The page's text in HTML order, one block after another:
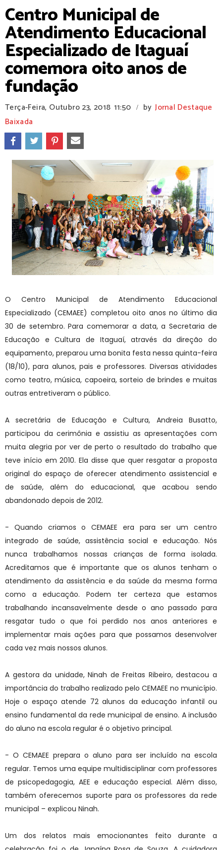
Centro Municipal de
Atendimento Educacional
Especializado de Itaguaí
comemora oito anos de
fundação
Terça-Feira, Outubro 23, 2018 11:50 / by Jornal Destaque
Baixada
O Centro Municipal de Atendimento Educacional
Especializado (CEMAEE) completou oito anos no último dia
30 de setembro. Para comemorar a data, a Secretaria de
Educação e Cultura de Itaguaí, através da direção do
equipamento, preparou uma bonita festa nessa quinta-feira
(18/10), para alunos, pais e professores. Diversas atividades
como teatro, música, capoeira, sorteio de brindes e muitas
outras entretiveram o público.
A secretária de Educação e Cultura, Andreia Busatto,
participou da cerimônia e assistiu as apresentações com
muita alegria por ver de perto o resultado do trabalho que
teve início em 2010. Ela disse que quer resgatar a proposta
original do espaço de oferecer atendimento assistencial e
de saúde, além do educacional, que acabou sendo
abandonado depois de 2012.
- Quando criamos o CEMAEE era para ser um centro
integrado de saúde, assistência social e educação. Nós
nunca trabalhamos nossas crianças de forma isolada.
Acreditamos que é importante que os alunos tenham o
atendimento da assistência e da saúde da mesma forma
como a educação. Podem ter certeza que estamos
trabalhando incansavelmente desde o ano passado para
resgatar tudo o que foi perdido nos anos anteriores e
implementar mais ações para que possamos desenvolver
cada vez mais nossos alunos.
A gestora da unidade, Ninah de Freitas Ribeiro, destacou a
importância do trabalho realizado pelo CEMAEE no município.
Hoje o espaço atende 72 alunos da educação infantil ou
ensino fundamental da rede municipal de ensino. A inclusão
do aluno na escola regular é o objetivo principal.
- O CEMAEE prepara o aluno para ser incluído na escola
regular. Temos uma equipe multidisciplinar com professores
de psicopedagogia, AEE e educação especial. Além disso,
também oferecemos suporte para os professores da rede
municipal – explicou Ninah.
Um dos relatos mais emocionantes feito durante a